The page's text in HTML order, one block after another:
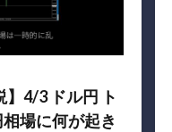
】4/3 ドル円 ト
場に何が起き